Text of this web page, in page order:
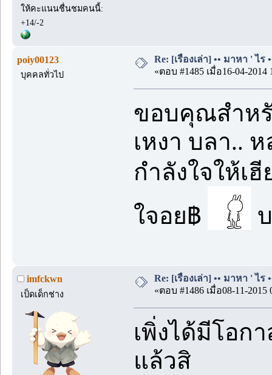
ให้คะแนนชื่นชมคนนี้:
+14/-2
poiy00123
บุคคลทั่วไป
Re: [เรื่องเล่า] •• มาหา ' ไร
«ตอบ #1485 เมื่อ16-04-2014
ขอบคุณสำหรั
เหงา บลา..
กำลังใจให้เ
ใจอย฿
imfckwn
เป็ดเด็กช่าง
Re: [เรื่องเล่า] •• มาหา ' ไร
«ตอบ #1486 เมื่อ08-11-2015
เพิ่งได้มีโอก
แล้วสิ